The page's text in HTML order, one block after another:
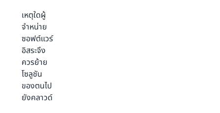
เหตุใดผู้
จำหน่าย
ซอฟต์แวร์
อิสระจึง
ควรย้าย
โซลูชัน
ของตนไป
ยังคลาวด์